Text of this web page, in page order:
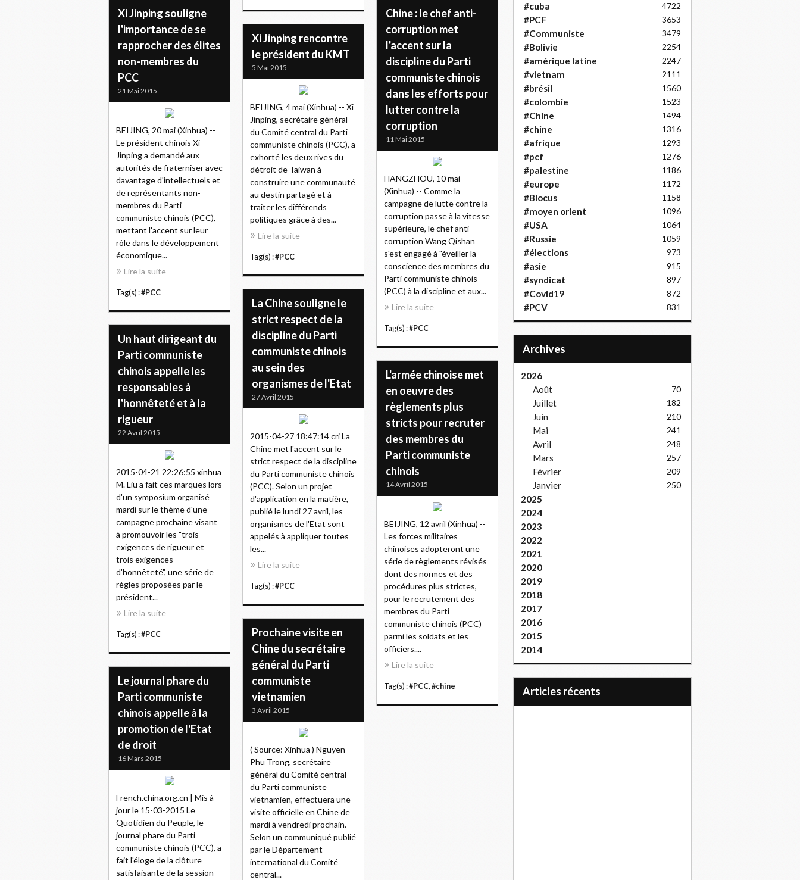
Xi Jinping souligne
l'importance de se
rapprocher des élites
non-membres du
PCC
21 Mai 2015
BEIJING, 20 mai (Xinhua) --
Le président chinois Xi
Jinping a demandé aux
autorités de fraterniser avec
davantage d'intellectuels et
de représentants non-
membres du Parti
communiste chinois (PCC),
mettant l'accent sur leur
rôle dans le développement
économique...
Lire la suite
Tag(s) :#PCC
Chine : le chef anti-
corruption met
l'accent sur la
discipline du Parti
communiste chinois
dans les efforts pour
lutter contre la
corruption
11 Mai 2015
HANGZHOU, 10 mai
(Xinhua) -- Comme la
campagne de lutte contre la
corruption passe à la vitesse
supérieure, le chef anti-
corruption Wang Qishan
s'est engagé à "éveiller la
conscience des membres du
Parti communiste chinois
(PCC) à la discipline et aux...
Lire la suite
Tag(s) :#PCC
Xi Jinping rencontre
le président du KMT
5 Mai 2015
BEIJING, 4 mai (Xinhua) -- Xi
Jinping, secrétaire général
du Comité central du Parti
communiste chinois (PCC), a
exhorté les deux rives du
détroit de Taiwan à
construire une communauté
au destin partagé et à
traiter les différends
politiques grâce à des...
Lire la suite
Tag(s) :#PCC
La Chine souligne le
strict respect de la
discipline du Parti
communiste chinois
au sein des
organismes de l'Etat
27 Avril 2015
2015-04-27 18:47:14 cri La
Chine met l'accent sur le
strict respect de la discipline
du Parti communiste chinois
(PCC). Selon un projet
d'application en la matière,
publié le lundi 27 avril, les
organismes de l'Etat sont
appelés à appliquer toutes
les...
Lire la suite
Tag(s) :#PCC
Un haut dirigeant du
Parti communiste
chinois appelle les
responsables à
l'honnêteté et à la
rigueur
22 Avril 2015
2015-04-21 22:26:55 xinhua
M. Liu a fait ces marques lors
d'un symposium organisé
mardi sur le thème d'une
campagne prochaine visant
à promouvoir les "trois
exigences de rigueur et
trois exigences
d'honnêteté", une série de
règles proposées par le
président...
Lire la suite
Tag(s) :#PCC
L'armée chinoise met
en oeuvre des
règlements plus
stricts pour recruter
des membres du
Parti communiste
chinois
14 Avril 2015
BEIJING, 12 avril (Xinhua) --
Les forces militaires
chinoises adopteront une
série de règlements révisés
dont des normes et des
procédures plus strictes,
pour le recrutement des
membres du Parti
communiste chinois (PCC)
parmi les soldats et les
officiers....
Lire la suite
Tag(s) :#PCC, #chine
Prochaine visite en
Chine du secrétaire
général du Parti
communiste
vietnamien
3 Avril 2015
( Source: Xinhua ) Nguyen
Phu Trong, secrétaire
général du Comité central
du Parti communiste
vietnamien, effectuera une
visite officielle en Chine de
mardi à vendredi prochain.
Selon un communiqué publié
par le Département
international du Comité
central...
Le journal phare du
Parti communiste
chinois appelle à la
promotion de l'Etat
de droit
16 Mars 2015
French.china.org.cn | Mis à
jour le 15-03-2015 Le
Quotidien du Peuple, le
journal phare du Parti
communiste chinois (PCC), a
fait l'éloge de la clôture
satisfaisante de la session
#cuba 4722
#PCF 3653
#Communiste 3479
#Bolivie 2254
#amérique latine 2247
#vietnam 2111
#brésil 1560
#colombie 1523
#Chine 1494
#chine 1316
#afrique 1293
#pcf 1276
#palestine 1186
#europe 1172
#Blocus 1158
#moyen orient 1096
#USA 1064
#Russie 1059
#élections 973
#asie 915
#syndicat 897
#Covid19 872
#PCV 831
Archives
2026
Août
70
Juillet 182
Juin 210
Mai 241
Avril 248
Mars 257
Février 209
Janvier 250
2025
2024
2023
2022
2021
2020
2019
2018
2017
2016
2015
2014
articles récents